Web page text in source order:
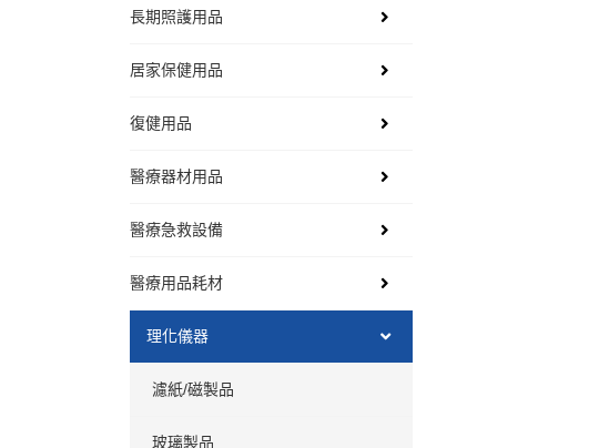
長期照護用品
居家保健用品
復健用品
醫療器材用品
醫療急救設備
醫療用品耗材
理化儀器
濾紙/磁製品
玻璃製品